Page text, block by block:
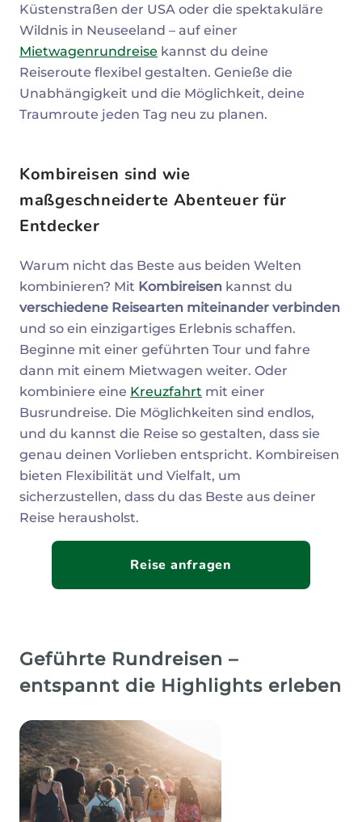
Küstenstraßen der USA oder die spektakuläre
Wildnis in Neuseeland – auf einer
Mietwagenrundreise kannst du deine
Reiseroute flexibel gestalten. Genieße die
Unabhängigkeit und die Möglichkeit, deine
Traumroute jeden Tag neu zu planen.
Kombireisen sind wie
maßgeschneiderte Abenteuer für
Entdecker
Warum nicht das Beste aus beiden Welten
kombinieren? Mit Kombireisen kannst du
verschiedene Reisearten miteinander verbinden
und so ein einzigartiges Erlebnis schaffen.
Beginne mit einer geführten Tour und fahre
dann mit einem Mietwagen weiter. Oder
kombiniere eine Kreuzfahrt mit einer
Busrundreise. Die Möglichkeiten sind endlos,
und du kannst die Reise so gestalten, dass sie
genau deinen Vorlieben entspricht. Kombireisen
bieten Flexibilität und Vielfalt, um
sicherzustellen, dass du das Beste aus deiner
Reise herausholst.
Reise anfragen
Geführte Rundreisen –
entspannt die Highlights erleben